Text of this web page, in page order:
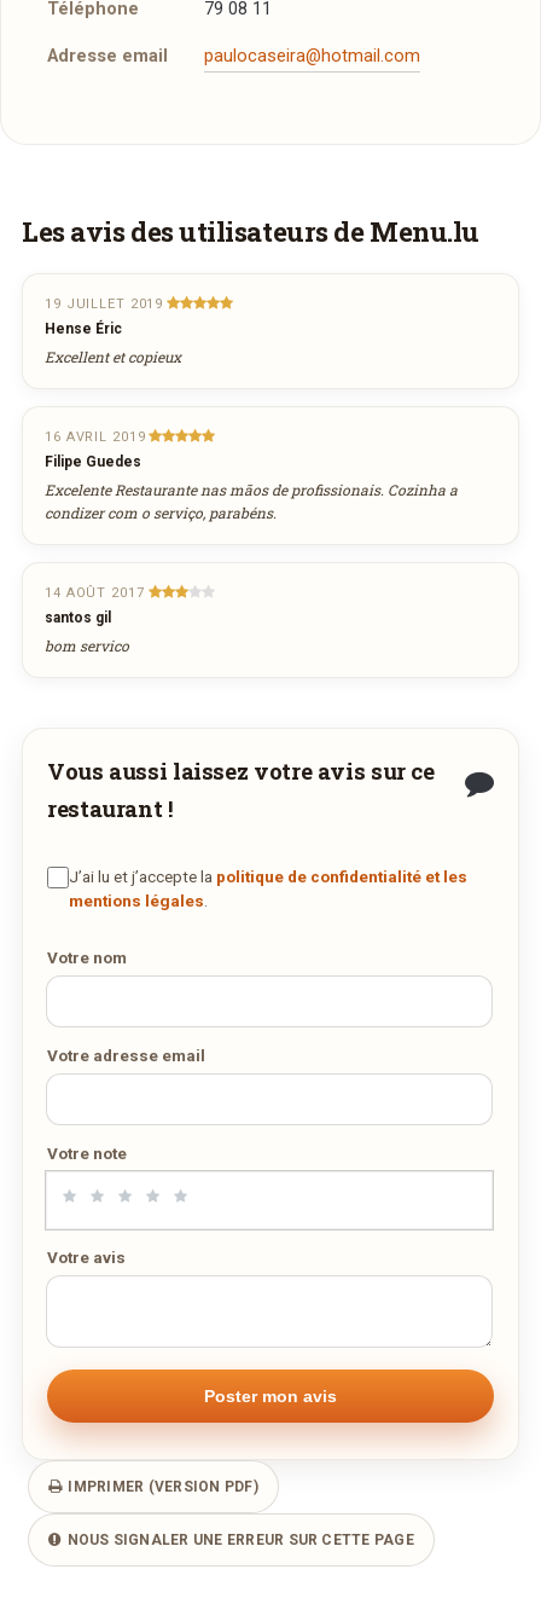
l'événement.
Téléphone 79 08 11
Adresse email paulocaseira@hotmail.com
Vous aimeriez être livré ?
Vous adorezLenertet vous voudriez déguster
ses plats à la maison ? Ce restaurant ne
propose pas encore la livraison en ligne.
Demandez-lui de rejoindre
SUR WEDELY.COM
Les avis des utilisateurs de Menu.lu
19 JUILLET 2019
Hense Éric
Excellent et copieux
16 AVRIL 2019
Filipe Guedes
Excelente Restaurante nas mãos de profissionais. Cozinha a
condizer com o serviço, parabéns.
14 AOÛT 2017
santos gil
bom servico
Vous aussi laissez votre avis sur ce
restaurant !
J’ai lu et j’accepte la politique de confidentialité et les
mentions légales
Votre nom
Votre adresse email
Votre note
Votre avis
IMPRIMER (VERSION PDF)
NOUS SIGNALER UNE ERREUR SUR CETTE PAGE